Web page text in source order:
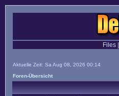
Files|
Aktuelle Zeit: Sa Aug 08, 2026 00:14
Foren-Übersicht